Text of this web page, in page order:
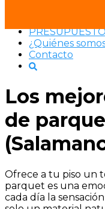
contenido
¿Quiénes
Contacto
Los
de
Ofrece a tu piso un
parquet es una
cada día la